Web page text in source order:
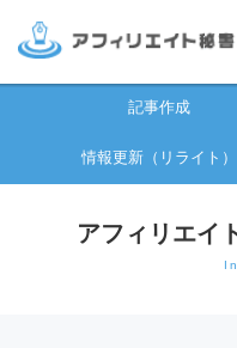
記事作成
情報更新（リライト）
アフィリエイ